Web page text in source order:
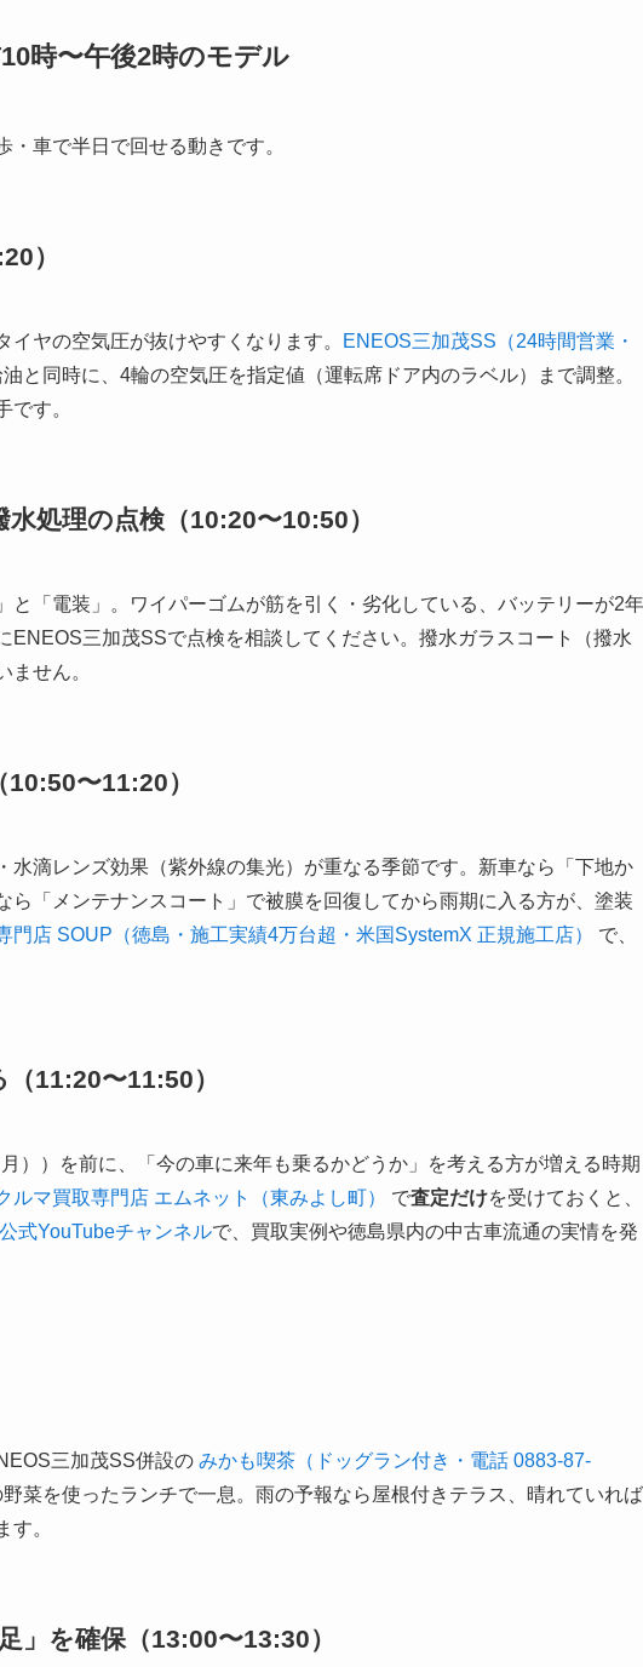
時〜午後2時のモデル
車で半日で回せる動きです。
）
ヤの空気圧が抜けやすくなります。
ENEOS三加茂SS（24時間営業・
と同時に、4輪の空気圧を指定値（運転席ドア内のラベル）まで調整。
です。
処理の点検（10:20〜10:50）
と「電装」。ワイパーゴムが筋を引く・劣化している、バッテリーが2年
ENEOS三加茂SSで点検を相談してください。撥水ガラスコート（撥水
ません。
〜11:20）
水滴レンズ効果（紫外線の集光）が重なる季節です。新車なら「下地か
ら「メンテナンスコート」で被膜を回復してから雨期に入る方が、塗装
門店 SOUP（徳島・施工実績4万台超・米国SystemX 正規施工店）
で、
11:20〜11:50）
））を前に、「今の車に来年も乗るかどうか」を考える方が増える時期
ルマ買取専門店 エムネット（東みよし町） で査定だけを受けておくと、
公式YouTubeチャンネルで、買取実例や徳島県内の中古車流通の実情を発
三加茂SS併設の みかも喫茶（ドッグラン付き・電話 0883-87-
菜を使ったランチで一息。雨の予報なら屋根付きテラス、晴れていれば
す。
を確保（13:00〜13:30）